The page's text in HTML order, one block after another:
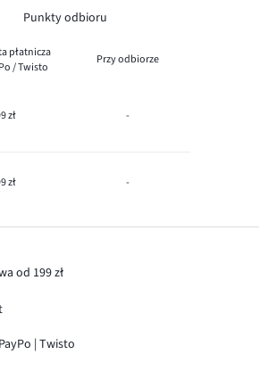
Punkty odbioru
płatnicza
/ Twisto
Przy odbiorze
zł -
zł -
od 199 zł
| Twisto